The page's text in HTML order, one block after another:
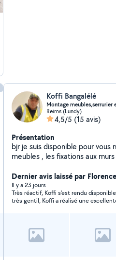
Koffi Bangalélé
Montage meubles,serrurier
Reims (Lundy)
4,5/5 (15 avis)
Présentation
bjr je suis disponible pour
meubles , les fixations aux
Dernier avis laissé par
Il y a 23 jours
Très réactif, Koffi s'est rendu
très gentil, Koffi a réalisé une